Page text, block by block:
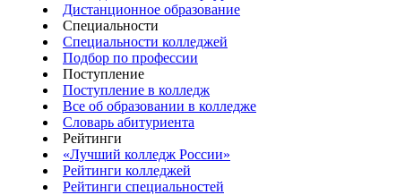
Дистанционное образование
Специальности
Специальности колледжей
Подбор по профессии
Поступление
Поступление в колледж
Все об образовании в колледже
Словарь абитуриента
Рейтинги
«Лучший колледж России»
Рейтинги колледжей
Рейтинги специальностей